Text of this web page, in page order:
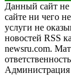
Данный сайт не
сайте ни чего
услуги не
новостей RSS
newsru.com.
Администрация